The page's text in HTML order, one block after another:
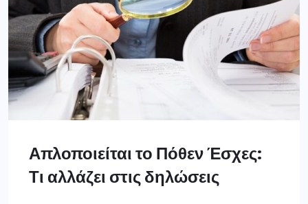
Απλοποιείται το Πόθεν Έσχες:
Τι αλλάζει στις δηλώσεις